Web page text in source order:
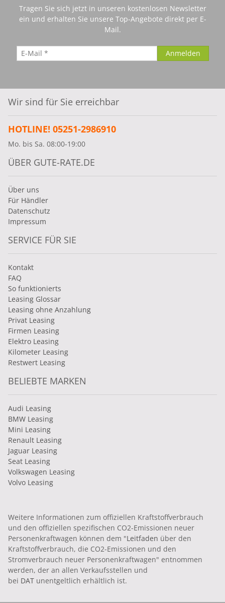
Tragen Sie sich jetzt in unseren kostenlosen Newsletter
ein und erhalten Sie unsere Top-Angebote direkt per E-
Mail.
Wir sind für Sie erreichbar
HOTLINE! 05251-2986910
Mo. bis Sa. 08:00-19:00
ÜBER GUTE-RATE.DE
Über uns
Für Händler
Datenschutz
Impressum
SERVICE FÜR SIE
Kontakt
FAQ
So funktionierts
Leasing Glossar
Leasing ohne Anzahlung
Privat Leasing
Firmen Leasing
Elektro Leasing
Kilometer Leasing
Restwert Leasing
BELIEBTE MARKEN
Audi Leasing
BMW Leasing
Mini Leasing
Renault Leasing
Jaguar Leasing
Seat Leasing
Volkswagen Leasing
Volvo Leasing
Weitere Informationen zum offiziellen Kraftstoffverbrauch
und den offiziellen spezifischen CO2-Emissionen neuer
Personenkraftwagen können dem "Leitfaden über den
Kraftstoffverbrauch, die CO2-Emissionen und den
Stromverbrauch neuer Personenkraftwagen" entnommen
werden, der an allen Verkaufsstellen und
bei DAT unentgeltlich erhältlich ist.